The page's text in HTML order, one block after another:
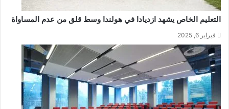
التعليم الخاص يشهد ازديادا في هولندا وسط قلق من عدم المساواة
فبراير 6, 2025